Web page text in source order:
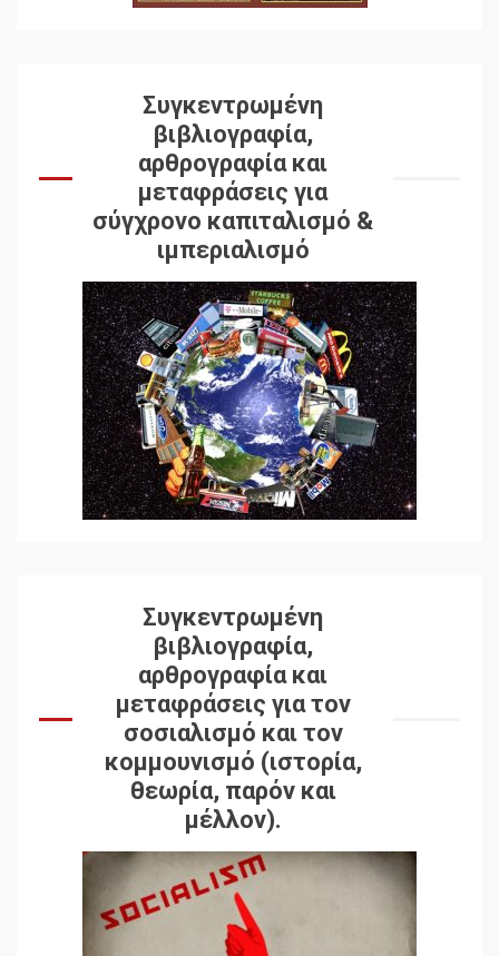
Συγκεντρωμένη
βιβλιογραφία,
αρθρογραφία και
μεταφράσεις για
σύγχρονο καπιταλισμό &
ιμπεριαλισμό
Συγκεντρωμένη
βιβλιογραφία,
αρθρογραφία και
μεταφράσεις για τον
σοσιαλισμό και τον
κομμουνισμό (ιστορία,
θεωρία, παρόν και
μέλλον).
Δωρεάν βιβλίο από το
Documento: Η μεγάλη
ληστεία και ο έλεγχος των